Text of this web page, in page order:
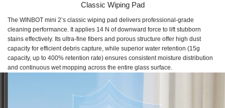
Classic Wiping Pad
The WINBOT mini 2’s classic wiping pad delivers professional-grade
cleaning performance. It applies 14 N of downward force to lift stubborn
stains effectively. Its ultra-fine fibers and porous structure offer high dust
capacity for efficient debris capture, while superior water retention (15g
capacity, up to 400% retention rate) ensures consistent moisture distribution
and continuous wet mopping across the entire glass surface.